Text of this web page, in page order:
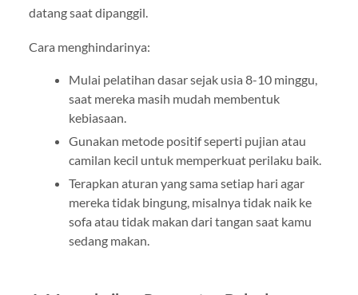
datang saat dipanggil.
Cara menghindarinya:
Mulai pelatihan dasar sejak usia 8-10 minggu,
saat mereka masih mudah membentuk
kebiasaan.
Gunakan metode positif seperti pujian atau
camilan kecil untuk memperkuat perilaku baik.
Terapkan aturan yang sama setiap hari agar
mereka tidak bingung, misalnya tidak naik ke
sofa atau tidak makan dari tangan saat kamu
sedang makan.